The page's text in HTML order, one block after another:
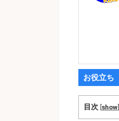
お役立ち
目次 [show]